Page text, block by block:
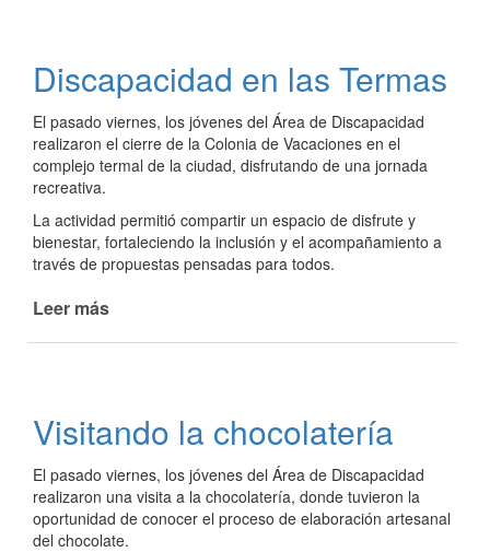
Discapacidad en las Termas
El pasado viernes, los jóvenes del Área de Discapacidad
realizaron el cierre de la Colonia de Vacaciones en el
complejo termal de la ciudad, disfrutando de una jornada
recreativa.
La actividad permitió compartir un espacio de disfrute y
bienestar, fortaleciendo la inclusión y el acompañamiento a
través de propuestas pensadas para todos.
Leer más
Visitando la chocolatería
El pasado viernes, los jóvenes del Área de Discapacidad
realizaron una visita a la chocolatería, donde tuvieron la
oportunidad de conocer el proceso de elaboración artesanal
del chocolate.